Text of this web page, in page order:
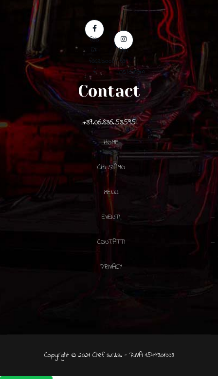
fab
fa-
facebook-
f
fab
fa-
instagram
Contact
+39.06.836.53595
HOME
CHI SIAMO
MENU
EVENTI
CONTATTI
PRIVACY
Copyright © 2021 Chef s.r.l.s. - P.IVA 15411301003